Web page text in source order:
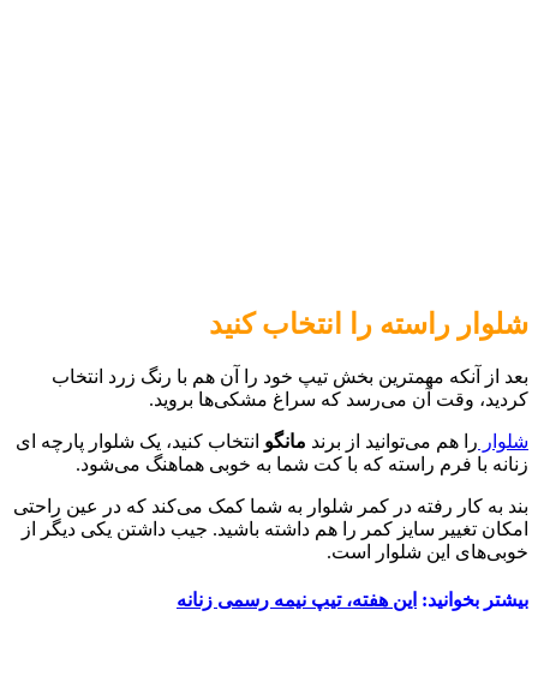
شلوار راسته را انتخاب کنید
بعد از آنکه مهمترین بخش تیپ خود را آن هم با رنگ زرد انتخاب
کردید، وقت آن می‌رسد که سراغ مشکی‌ها بروید.
شلوار را هم می‌توانید از برند مانگو انتخاب کنید، یک شلوار پارچه ای
زنانه با فرم راسته که با کت شما به خوبی هماهنگ می‌شود.
بند به کار رفته در کمر شلوار به شما کمک می‌کند که در عین راحتی
امکان تغییر سایز کمر را هم داشته باشید. جیب داشتن یکی دیگر از
خوبی‌های این شلوار است.
بیشتر بخوانید: این هفته، تیپ نیمه رسمی زنانه